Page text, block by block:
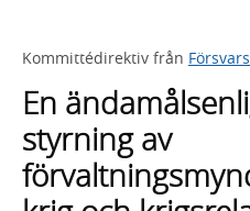
Kommittédirektiv från
En
styrning av